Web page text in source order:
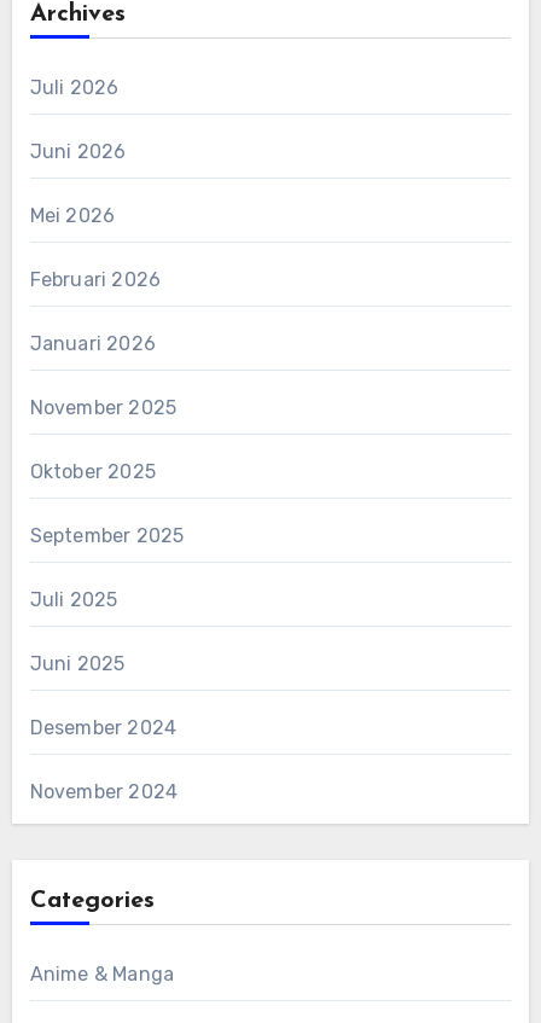
Archives
Juli 2026
Juni 2026
Mei 2026
Februari 2026
Januari 2026
November 2025
Oktober 2025
September 2025
Juli 2025
Juni 2025
Desember 2024
November 2024
Categories
Anime & Manga